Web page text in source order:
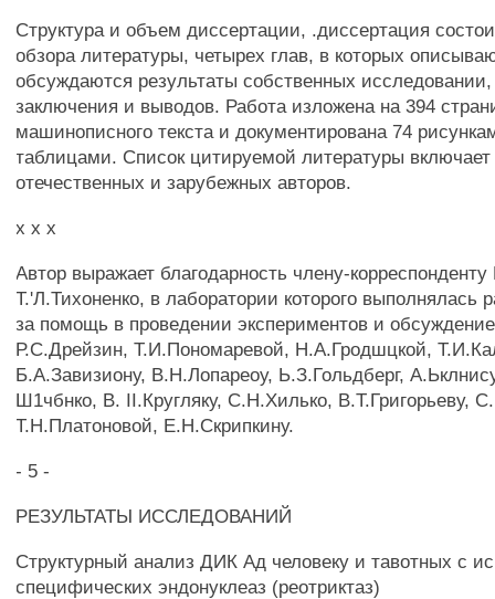
Структура и объем диссертации, .диссертация
обзора литературы, четырех глав, в которых
обсуждаются результаты собственных
заключения и выводов. Работа изложена на 394
машинописного текста и документирована 74
таблицами. Список цитируемой литературы включает
отечественных и зарубежных авторов.
х х х
Автор выражает благодарность члену-
Т.'Л.Тихоненко, в лаборатории которого выполнялась
за помощь в проведении экспериментов и
Р.С.Дрейзин, Т.И.Пономаревой, Н.А.Гродшцкой,
Б.А.Завизиону, В.Н.Лопареоу, Ь.З.Гольдберг,
Ш1чбнко, В. II.Кругляку, С.Н.Хилько, В.Т.Григорьеву,
Т.Н.Платоновой, Е.Н.Скрипкину.
- 5 -
РЕЗУЛЬТАТЫ ИССЛЕДОВАНИЙ
Структурный анализ ДИК Ад человеку и тавотных с
специфических эндонуклеаз (реотриктаз)